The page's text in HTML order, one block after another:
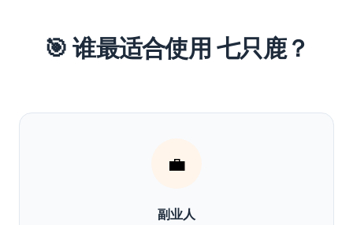
🎯 谁最适合使用 七只鹿？
💼
副业人